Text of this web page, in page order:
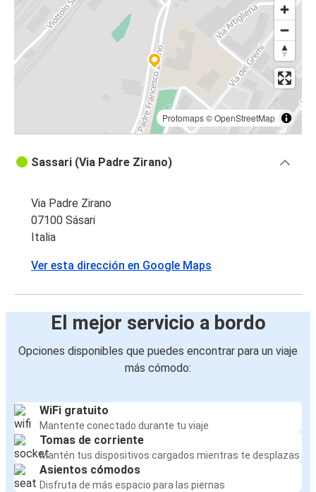
Protomaps©OpenStreetMap
Sassari (Via Padre Zirano)
Via Padre Zirano
07100 Sásari
Italia
Ver esta dirección en Google Maps
El mejor servicio a bordo
Opciones disponibles que puedes encontrar para un viaje
más cómodo:
WiFi gratuito
Mantente conectado durante tu viaje
Tomas de corriente
Mantén tus dispositivos cargados mientras te desplazas
Asientos cómodos
Disfruta de más espacio para las piernas